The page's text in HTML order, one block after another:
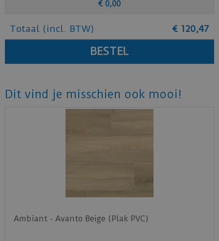
€ 0,00
Totaal (incl. BTW) € 120,47
Dit vind je misschien ook mooi!
Ambiant - Avanto Beige (Plak PVC)